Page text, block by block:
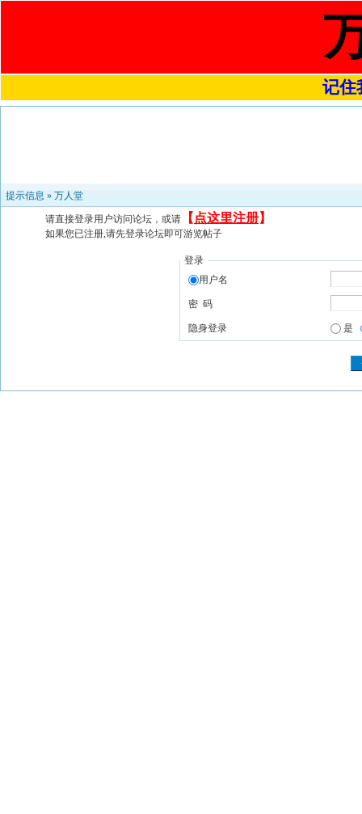
记住
提示信息 » 万人堂
请直接登录用户访问论坛，或请 【 点这里注册】
如果您已注册,请先登录论坛即可游览帖子
登录
用户名
密 码
隐身登录 是